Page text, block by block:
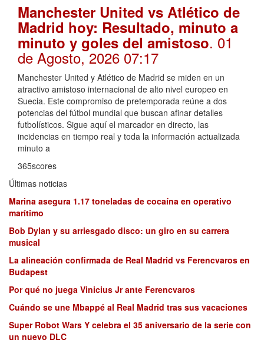
Manchester United vs Atlético de
Madrid hoy: Resultado, minuto a
minuto y goles del amistoso. 01
de Agosto, 2026 07:17
Manchester United y Atlético de Madrid se miden en un
atractivo amistoso internacional de alto nivel europeo en
Suecia. Este compromiso de pretemporada reúne a dos
potencias del fútbol mundial que buscan afinar detalles
futbolísticos. Sigue aquí el marcador en directo, las
incidencias en tiempo real y toda la información actualizada
minuto a
365scores
Últimas noticias
Marina asegura 1.17 toneladas de cocaína en operativo
marítimo
Bob Dylan y su arriesgado disco: un giro en su carrera
musical
La alineación confirmada de Real Madrid vs Ferencvaros en
Budapest
Por qué no juega Vinicius Jr ante Ferencvaros
Cuándo se une Mbappé al Real Madrid tras sus vacaciones
Super Robot Wars Y celebra el 35 aniversario de la serie con
un nuevo DLC